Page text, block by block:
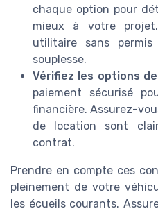
chaque option pour
mieux à votre
utilitaire sans
souplesse.
Vérifiez les options
paiement sécurisé
financière. Assurez-
de location sont
contrat.
Prendre en compte ces
pleinement de votre
les écueils courants.